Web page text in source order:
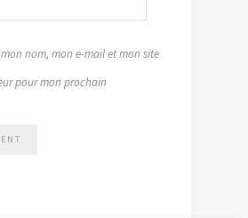
nom, mon e-mail et mon site
pour mon prochain